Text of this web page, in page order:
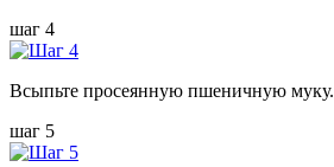
шаг 4
Всыпьте просеянную пшеничную муку.
шаг 5